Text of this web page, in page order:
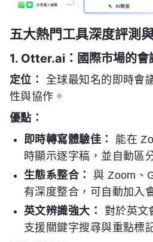
五大熱門工具深度評測
1. Otter.ai：國際市場的會
定位：
全球最知名的即時會
性與協作。
優點：
即時轉寫體驗佳：
能在
時顯示逐字稿，並自動區
生態系整合：
與 Zoom、
有深度整合，可自動加入
英文辨識強大：
對於英文
支援關鍵字搜尋與重點標